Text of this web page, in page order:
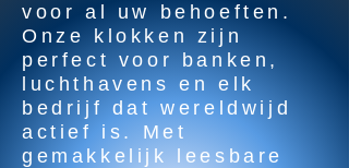
voor al uw behoeften.
Onze klokken zijn
perfect voor banken,
luchthavens en elk
bedrijf dat wereldwijd
actief is. Met
gemakkelijk leesbare